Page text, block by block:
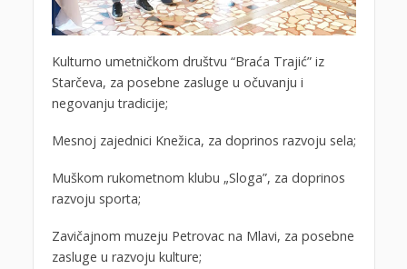
Kulturno umetničkom društvu “Braća Trajić” iz
Starčeva, za posebne zasluge u očuvanju i
negovanju tradicije;
Mesnoj zajednici Knežica, za doprinos razvoju sela;
Muškom rukometnom klubu „Sloga”, za doprinos
razvoju sporta;
Zavičajnom muzeju Petrovac na Mlavi, za posebne
zasluge u razvoju kulture;